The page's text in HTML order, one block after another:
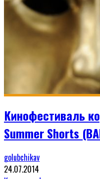
Кинофестиваль
Summer Shorts
golubchikav
24.07.2014